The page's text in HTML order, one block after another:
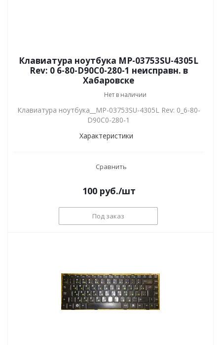
Клавиатура ноутбука MP-03753SU-4305L
Rev: 0 6-80-D90C0-280-1 неисправн. в
Хабаровске
Нет в наличии
Клавиатура ноутбука__MP-03753SU-4305L Rev: 0_6-80-
D90C0-280-1
Характеристики
Сравнить
100руб./шт
Под заказ